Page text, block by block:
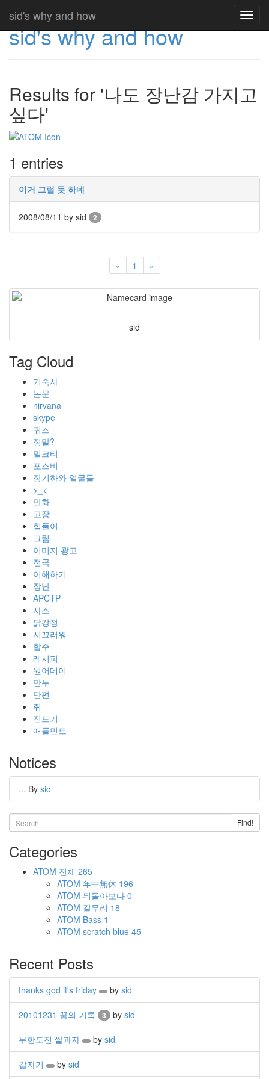
sid's why and how
sid's why and how
Results for '나도 장난감 가지고
싶다'
1 entries
이거 그럴 듯 하네
2008/08/11 by sid 2
« 1 »
sid
Tag Cloud
기숙사
논문
nirvana
skype
퀴즈
정말?
밀크티
포스비
장기하와 얼굴들
>_<
만화
고장
힘들어
그림
이미지 광고
전극
이해하기
장난
APCTP
사스
닭강정
시끄러워
합주
레시피
원어데이
만두
단편
쥐
진드기
애플민트
Notices
... By sid
Find!
Categories
ATOM 전체 265
ATOM 年中無休 196
ATOM 뒤돌아보다 0
ATOM 갈무리 18
ATOM Bass 1
ATOM scratch blue 45
Recent Posts
thanks god it's friday by sid
20101231 꿈의 기록 3 by sid
무한도전 쌀과자 by sid
갑자기 by sid